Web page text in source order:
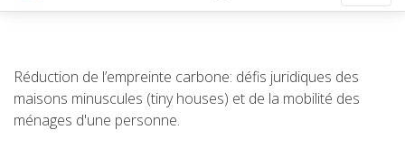
Réduction de l’empreinte carbone: défis juridiques des
maisons minuscules (tiny houses) et de la mobilité des
ménages d'une personne.